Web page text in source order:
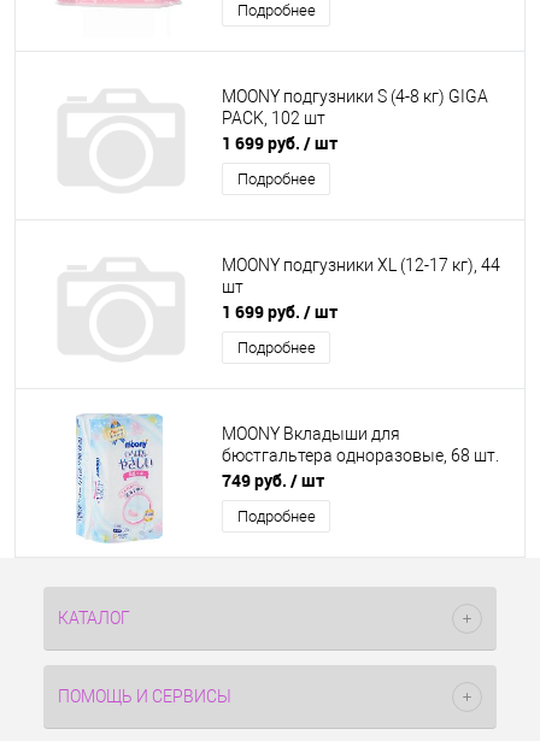
Подробнее
MOONY подгузники S (4-8 кг) GIGA
PACK, 102 шт
1 699 руб. / шт
Подробнее
MOONY подгузники XL (12-17 кг), 44
шт
1 699 руб. / шт
Подробнее
MOONY Вкладыши для
бюстгальтера одноразовые, 68 шт.
749 руб. / шт
Подробнее
КАТАЛОГ
ПОМОЩЬ И СЕРВИСЫ